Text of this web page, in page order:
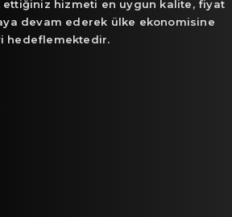
hizmeti en uygun kalite, fiyat
devam ederek ülke ekonomisine
hedeflemektedir.